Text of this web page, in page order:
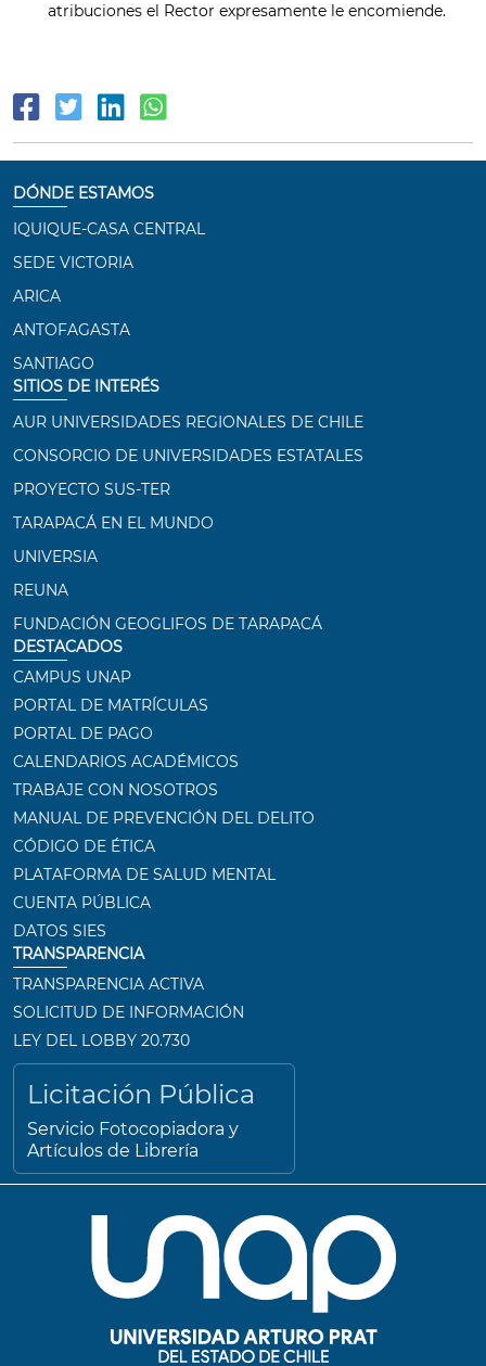
atribuciones el Rector expresamente le encomiende.
DÓNDE ESTAMOS
IQUIQUE-CASA CENTRAL
SEDE VICTORIA
ARICA
ANTOFAGASTA
SANTIAGO
SITIOS DE INTERÉS
AUR UNIVERSIDADES REGIONALES DE CHILE
CONSORCIO DE UNIVERSIDADES ESTATALES
PROYECTO SUS-TER
TARAPACÁ EN EL MUNDO
UNIVERSIA
REUNA
FUNDACIÓN GEOGLIFOS DE TARAPACÁ
DESTACADOS
CAMPUS UNAP
PORTAL DE MATRÍCULAS
PORTAL DE PAGO
CALENDARIOS ACADÉMICOS
TRABAJE CON NOSOTROS
MANUAL DE PREVENCIÓN DEL DELITO
CÓDIGO DE ÉTICA
PLATAFORMA DE SALUD MENTAL
CUENTA PÚBLICA
DATOS SIES
TRANSPARENCIA
TRANSPARENCIA ACTIVA
SOLICITUD DE INFORMACIÓN
LEY DEL LOBBY 20.730
Licitación Pública
Servicio Fotocopiadora y
Artículos de Librería